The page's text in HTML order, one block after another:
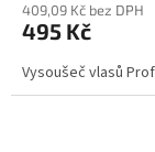
409,09 Kč bez DPH
495 Kč
Vysoušeč vlasů